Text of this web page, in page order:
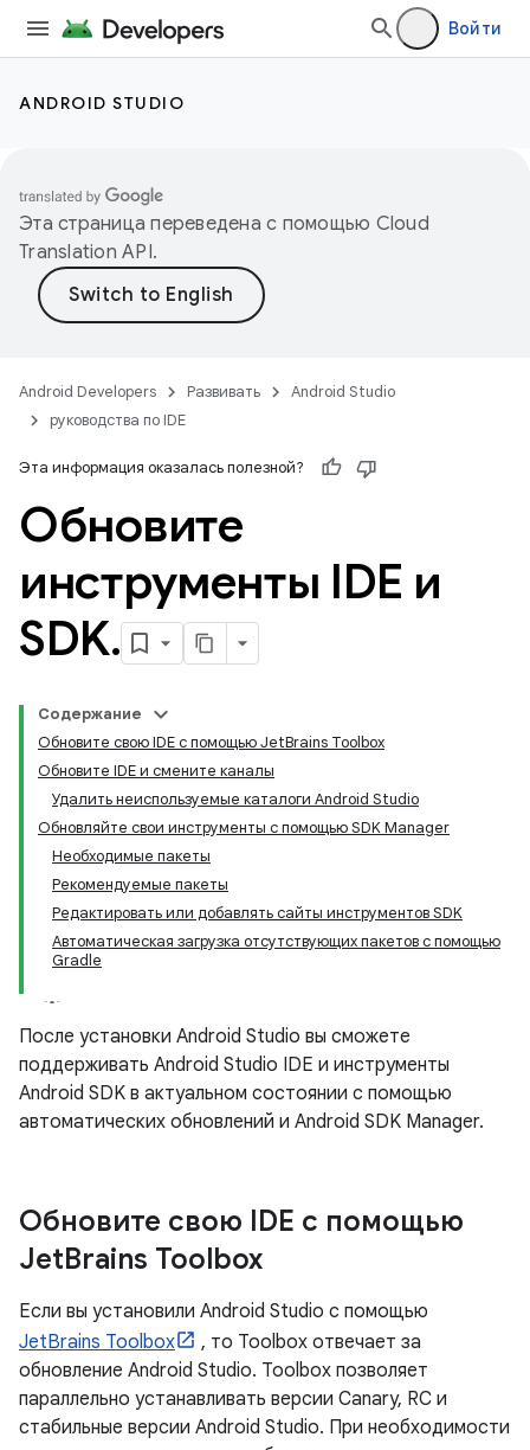
Войти
ANDROID STUDIO
Эта страница переведена с помощью Cloud
Translation API.
Android Developers Развивать
Android Studio
руководства по IDE
Эта информация оказалась полезной?
Обновите
инструменты IDE и
SDK.
Содержание
Обновите свою IDE с помощью JetBrains Toolbox
Обновите IDE и смените каналы
Удалить неиспользуемые каталоги Android Studio
Обновляйте свои инструменты с помощью SDK Manager
Необходимые пакеты
Рекомендуемые пакеты
Редактировать или добавлять сайты инструментов SDK
Автоматическая загрузка отсутствующих пакетов с помощью
Gradle
После установки Android Studio вы сможете
поддерживать Android Studio IDE и инструменты
Android SDK в актуальном состоянии с помощью
автоматических обновлений и Android SDK Manager.
Обновите свою IDE с помощью
JetBrains Toolbox
Если вы установили Android Studio с помощью
JetBrains Toolbox
, то Toolbox отвечает за
обновление Android Studio. Toolbox позволяет
параллельно устанавливать версии Canary, RC и
стабильные версии Android Studio. При необходимости